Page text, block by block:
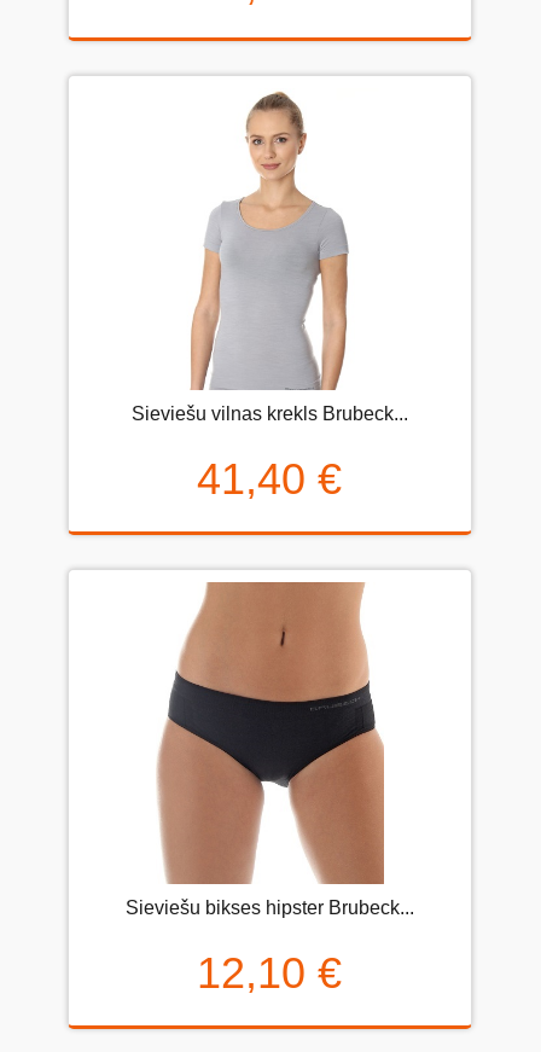
Sieviešu vilnas krekls Brubeck...
41,40 €
Sieviešu bikses hipster Brubeck...
12,10 €